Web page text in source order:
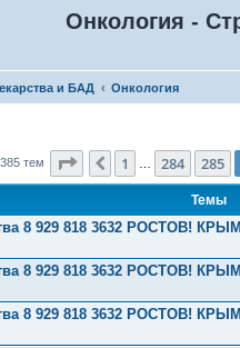
Онкология -
и БАД Онкология
тем Страница 286из 816
Пред.
1 284 285
Темы
8 929 818 3632 РОСТОВ!
8 929 818 3632 РОСТОВ!
8 929 818 3632 РОСТОВ!